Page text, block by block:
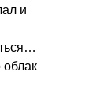
и
облак